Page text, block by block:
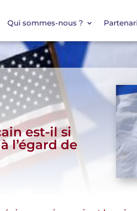
Qui sommes-nous ?
est-il si
l’égard de